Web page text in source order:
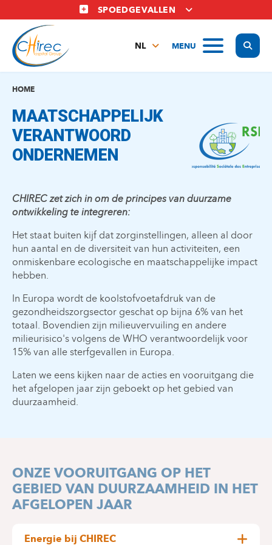
en
naar
inhoud
gaan
SPOEDGEVALLEN
MENU
NL
HOME
MAATSCHAPPELIJK
VERANTWOORD
ONDERNEMEN
CHIREC zet zich in om de principes van duurzame
ontwikkeling te integreren:
Het staat buiten kijf dat zorginstellingen, alleen al door
hun aantal en de diversiteit van hun activiteiten, een
onmiskenbare ecologische en maatschappelijke impact
hebben.
In Europa wordt de koolstofvoetafdruk van de
gezondheidszorgsector geschat op bijna 6% van het
totaal. Bovendien zijn milieuvervuiling en andere
milieurisico's volgens de WHO verantwoordelijk voor
15% van alle sterfgevallen in Europa.
Laten we eens kijken naar de acties en vooruitgang die
het afgelopen jaar zijn geboekt op het gebied van
duurzaamheid.
ONZE VOORUITGANG OP HET
GEBIED VAN DUURZAAMHEID IN HET
AFGELOPEN JAAR
Energie bij CHIREC